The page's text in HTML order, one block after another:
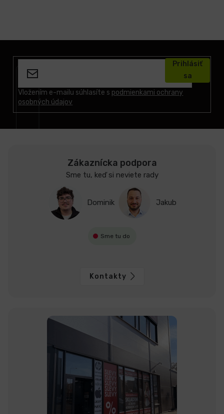
Vložením e-mailu súhlasíte s podmienkami ochrany
osobných údajov
Prihlásiť
sa
Zákaznícka podpora
Sme tu, keď si neviete rady
Dominik Jakub
Sme tu do
Kontakty